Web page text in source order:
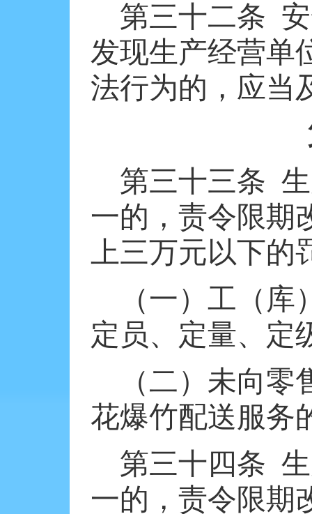
第三十二条
发现生产经营单
法行为的，应当
第三十三条
一的，责令限期
上三万元以下的
（一）工（
定员、定量、定
（二）未向
花爆竹配送服务
第三十四条
一的，责令限期